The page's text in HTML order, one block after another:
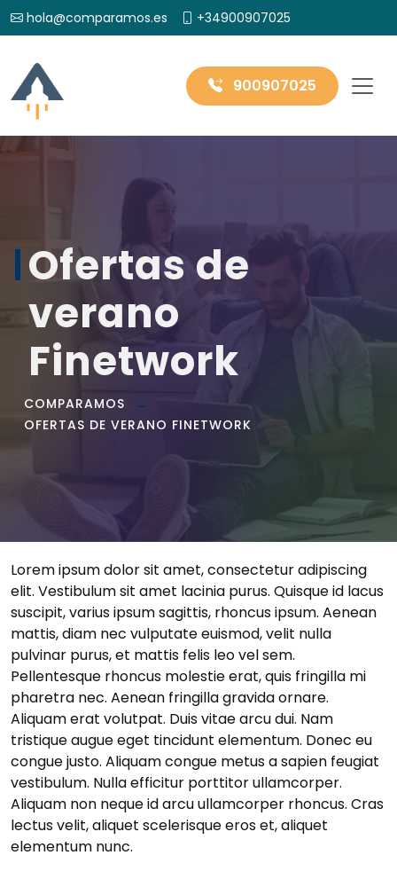
hola@comparamos.es +34900907025
900907025
Ofertas de
verano
Finetwork
COMPARAMOS
OFERTAS DE VERANO FINETWORK
Lorem ipsum dolor sit amet, consectetur adipiscing
elit. Vestibulum sit amet lacinia purus. Quisque id lacus
suscipit, varius ipsum sagittis, rhoncus ipsum. Aenean
mattis, diam nec vulputate euismod, velit nulla
pulvinar purus, et mattis felis leo vel sem.
Pellentesque rhoncus molestie erat, quis fringilla mi
pharetra nec. Aenean fringilla gravida ornare.
Aliquam erat volutpat. Duis vitae arcu dui. Nam
tristique augue eget tincidunt elementum. Donec eu
congue justo. Aliquam congue metus a sapien feugiat
vestibulum. Nulla efficitur porttitor ullamcorper.
Aliquam non neque id arcu ullamcorper rhoncus. Cras
lectus velit, aliquet scelerisque eros et, aliquet
elementum nunc.